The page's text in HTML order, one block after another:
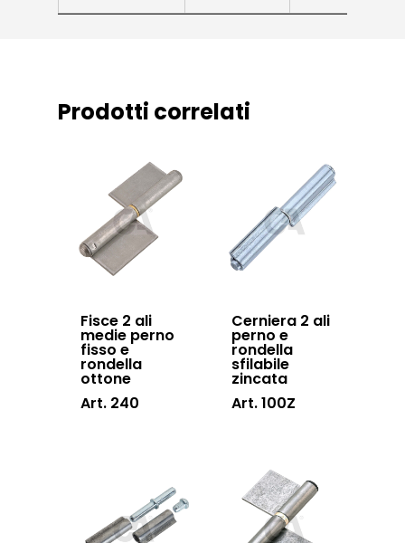
Prodotti correlati
Fisce 2 ali
medie perno
fisso e
rondella
ottone
Art. 240
Cerniera 2 ali
perno e
rondella
sfilabile
zincata
Art. 100Z
sospesi
Swing gates
accessories
Inox
News ed eventi
Lavora con noi